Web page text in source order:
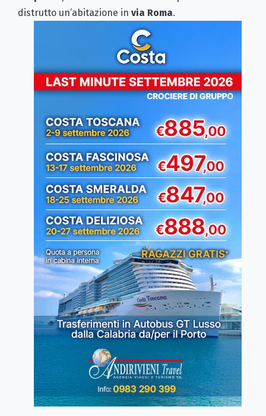
distrutto un’abitazione in via Roma.